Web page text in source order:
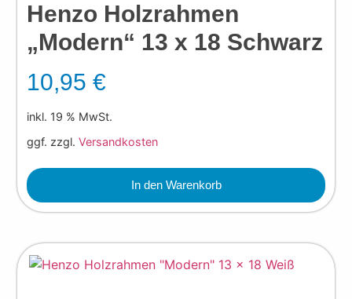
Henzo Holzrahmen
„Modern“ 13 x 18 Schwarz
10,95€
inkl. 19 % MwSt.
ggf. zzgl.Versandkosten
In den Warenkorb